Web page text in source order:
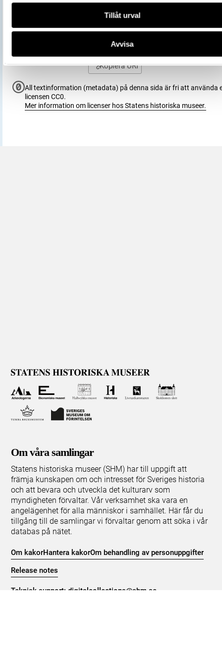
Tillåt urval
Avvisa
Vikingarnas värld (start 2021-06-24),
4830-4873-B420-923881732537
Kopiera URI
All textinformation (metadata) på denna sida är fri att använda
licensen CC0.
Mer information om licenser hos Statens historiska museer.
Om våra samlingar
Statens historiska museer (SHM) har till uppgift att
främja kunskapen om och intresset för Sveriges historia
och att bevara och utveckla det kulturarv som
myndigheten förvaltar. Vår verksamhet ska vara en
angelägenhet för alla människor i samhället. Här får du
tillgång till de samlingar vi förvaltar genom att söka i vår
databas på nätet.
Om kakorHantera kakorOm behandling av personuppgifter
Release notes
Teknisk support: digitalcollections@shm.se